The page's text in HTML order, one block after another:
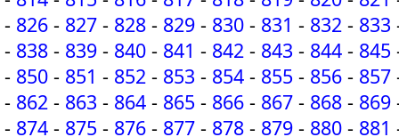
- 826 - 827 - 828 - 829 - 830 - 831 - 832 - 833
- 838 - 839 - 840 - 841 - 842 - 843 - 844 - 845
- 850 - 851 - 852 - 853 - 854 - 855 - 856 - 857
- 862 - 863 - 864 - 865 - 866 - 867 - 868 - 869
- 874 - 875 - 876 - 877 - 878 - 879 - 880 - 881